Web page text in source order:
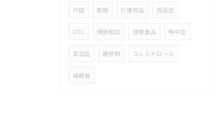
戸田 薬局 介護用品 感染症
OTC 健康相談 健康食品 熱中症
高血圧 糖尿病 コレステロール
補聴器